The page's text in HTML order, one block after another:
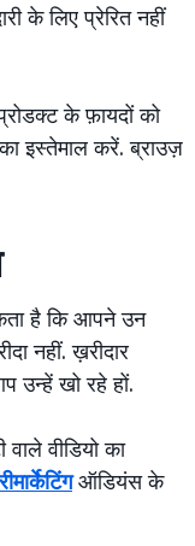
के लिए प्रेरित नहीं
के फ़ायदों को
इस्तेमाल करें. ब्राउज़
है कि आपने उन
नहीं. ख़रीदार
उन्हें खो रहे हों.
वीडियो का
रीमार्केटिंगऑडियंस के